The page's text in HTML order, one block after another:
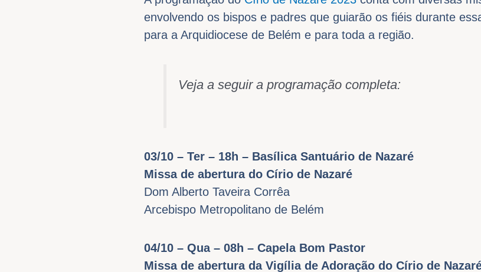
envolvendo os bispos e padres que guiarão os fiéis durante
para a Arquidiocese de Belém e para toda a região.
Veja a seguir a programação completa:
03/10 – Ter – 18h – Basílica Santuário de Nazaré
Missa de abertura do Círio de Nazaré
Dom Alberto Taveira Corrêa
Arcebispo Metropolitano de Belém
04/10 – Qua – 08h – Capela Bom Pastor
Missa de abertura da Vigília de Adoração do Círio de